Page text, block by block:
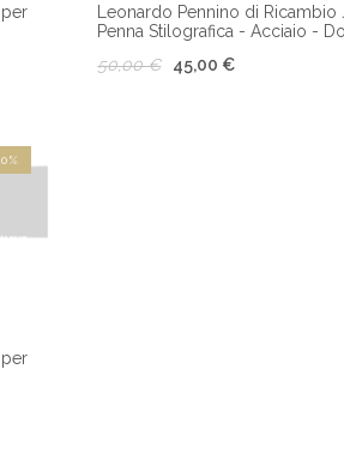
Leonardo Pennino di Ricambio
Penna Stilografica - Acciaio -
50,00 €
45,00 €